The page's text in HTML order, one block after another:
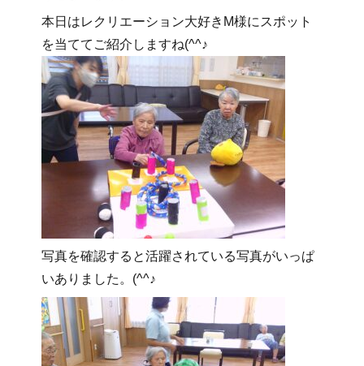
本日はレクリエーション大好きM様にスポット
を当ててご紹介しますね(^^♪
写真を確認すると活躍されている写真がいっぱ
いありました。(^^♪